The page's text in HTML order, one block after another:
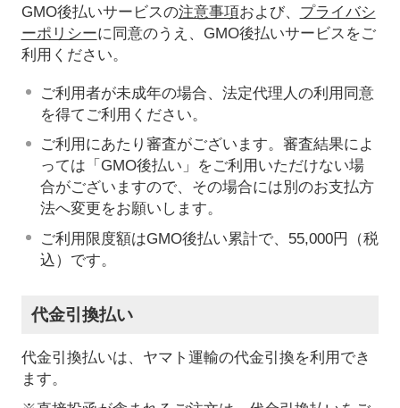
GMO後払いサービスの注意事項および、 プライバシ
ーポリシーに同意のうえ、GMO後払いサービスをご
利用ください。
ご利用者が未成年の場合、法定代理人の利用同意
を得てご利用ください。
ご利用にあたり審査がございます。審査結果によ
っては「GMO後払い」をご利用いただけない場
合がございますので、その場合には別のお支払方
法へ変更をお願いします。
ご利用限度額はGMO後払い累計で、55,000円（税
込）です。
代金引換払い
代金引換払いは、ヤマト運輸の代金引換を利用でき
ます。